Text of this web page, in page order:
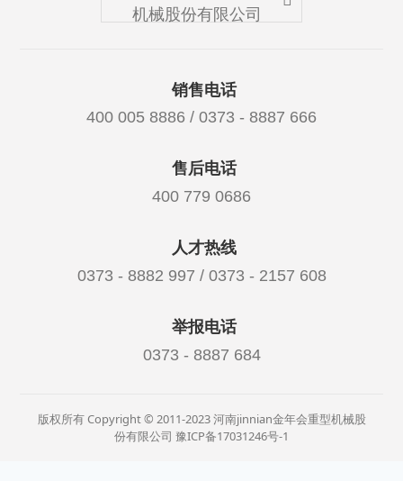
机械股份有限公司
销售电话
400 005 8886 / 0373 - 8887 666
售后电话
400 779 0686
人才热线
0373 - 8882 997 / 0373 - 2157 608
举报电话
0373 - 8887 684
版权所有 Copyright © 2011-2023 河南jinnian金年会重型机械股
份有限公司 豫ICP备17031246号-1